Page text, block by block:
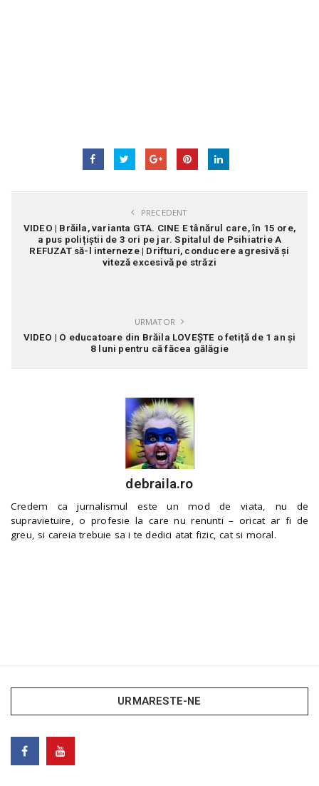
PRECEDENT
VIDEO | Brăila, varianta GTA. CINE E tânărul care, în 15 ore,
a pus polițiștii de 3 ori pe jar. Spitalul de Psihiatrie A
REFUZAT să-l interneze | Drifturi, conducere agresivă și
viteză excesivă pe străzi
URMATOR
VIDEO | O educatoare din Brăila LOVEȘTE o fetiță de 1 an și
8 luni pentru că făcea gălăgie
debraila.ro
Credem ca jurnalismul este un mod de viata, nu de
supravietuire, o profesie la care nu renunti – oricat ar fi de
greu, si careia trebuie sa i te dedici atat fizic, cat si moral.
URMARESTE-NE